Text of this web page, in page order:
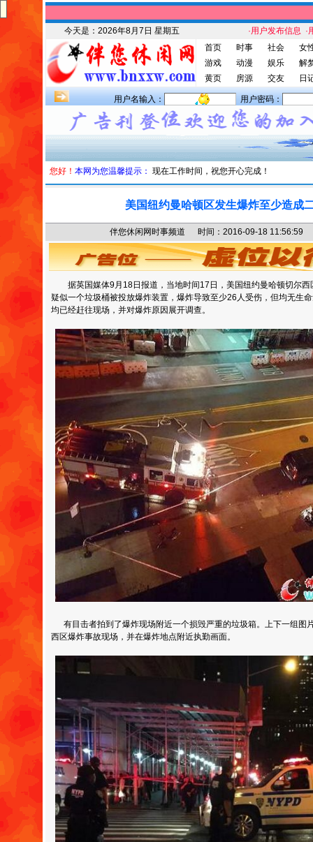
今天是： 2026年8月7日 星期五 ·用户发布信息 ·
首页
时事 社会
女
游戏
动漫 娱乐
解
黄页
房源 交友 日
用户名输入： 用户密码：
您好！ 本网为您温馨提示： 现在工作时间，祝您开心完成！
美国纽约曼哈顿区发生爆炸至少造成
伴您休闲网时事频道 时间：2016-09-18
据英国媒体9月18日报道，当地时间17日，美国纽约曼哈顿切尔
疑似一个垃圾桶被投放爆炸装置，爆炸导致至少26人受伤，但均无生
均已经赶往现场，并对爆炸原因展开调查。
有目击者拍到了爆炸现场附近一个损毁严重的垃圾箱。上下一组图
西区爆炸事故现场，并在爆炸地点附近执勤画面。